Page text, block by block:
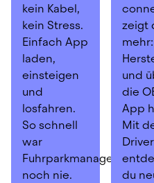
kein Kabel,
kein Stress.
Einfach App
laden,
einsteigen
und
losfahren.
So schnell
war
Fuhrparkmanagement
noch nie.
zeigt
mehr:
und
die
App
Mit
du